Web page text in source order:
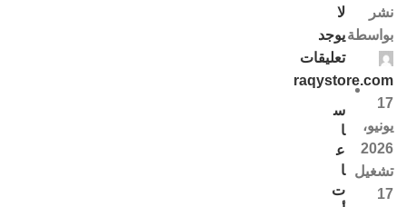
نشر
بواسطة
raqystore.com
17
يونيو،
2026
تشغيل
17
لا
يوجد
تعليقات
س
ا
ع
ا
ت